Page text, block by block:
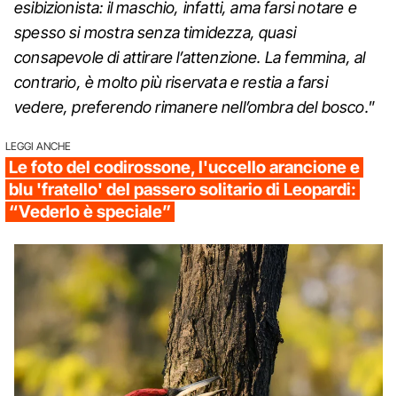
esibizionista: il maschio, infatti, ama farsi notare e
spesso si mostra senza timidezza, quasi
consapevole di attirare l’attenzione. La femmina, al
contrario, è molto più riservata e restia a farsi
vedere, preferendo rimanere nell’ombra del bosco.”
LEGGI ANCHE
Le foto del codirossone, l'uccello arancione e
blu 'fratello' del passero solitario di Leopardi:
“Vederlo è speciale”